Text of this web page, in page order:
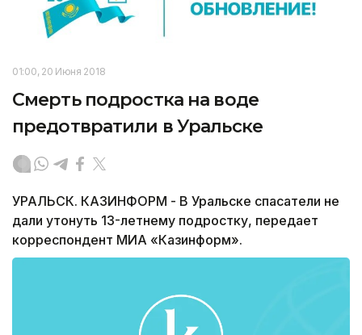
01:00, 20 Июня 2018
Смерть подростка на воде
предотвратили в Уральске
УРАЛЬСК. КАЗИНФОРМ - В Уральске спасатели не
дали утонуть 13-летнему подростку, передает
корреспондент МИА «Казинформ».